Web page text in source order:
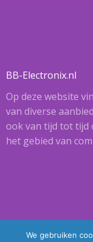
BB-Electronix.nl
Op deze website
van diverse
ook van tijd tot
het gebied van
We gebruiken